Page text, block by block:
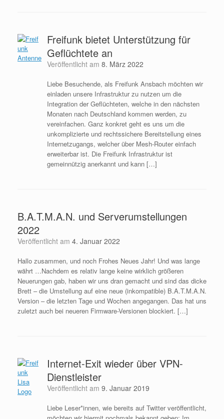
Freifunk bietet Unterstützung für
Geflüchtete an
Veröffentlicht am 8. März 2022
Liebe Besuchende, als Freifunk Ansbach möchten wir
einladen unsere Infrastruktur zu nutzen um die
Integration der Geflüchteten, welche in den nächsten
Monaten nach Deutschland kommen werden, zu
vereinfachen. Ganz konkret geht es uns um die
unkomplizierte und rechtssichere Bereitstellung eines
Internetzugangs, welcher über Mesh-Router einfach
erweiterbar ist. Die Freifunk Infrastruktur ist
gemeinnützig anerkannt und kann […]
B.A.T.M.A.N. und Serverumstellungen
2022
Veröffentlicht am 4. Januar 2022
Hallo zusammen, und noch Frohes Neues Jahr! Und was lange
währt …Nachdem es relativ lange keine wirklich größeren
Neuerungen gab, haben wir uns dran gemacht und sind das dicke
Brett – die Umstellung auf eine neue (inkompatible) B.A.T.M.A.N.
Version – die letzten Tage und Wochen angegangen. Das hat uns
zuletzt auch bei neueren Firmware-Versionen blockiert. […]
Internet-Exit wieder über VPN-
Dienstleister
Veröffentlicht am 9. Januar 2019
Liebe Leser*innen, wie bereits auf Twitter veröffentlicht,